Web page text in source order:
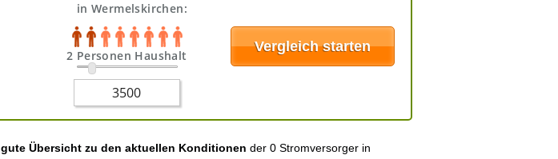
in Wermelskirchen:
2 Personen Haushalt
gute Übersicht zu den aktuellen Konditionen der 0 Stromversorger in